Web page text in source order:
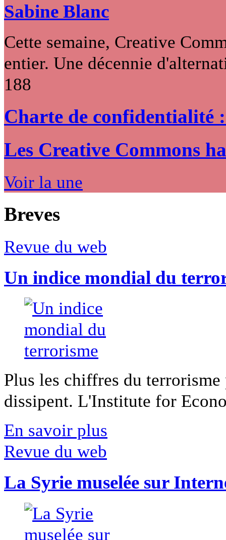
Sabine Blanc
Cette semaine, Creative
entier. Une décennie
188
Charte de confidentialité
Les Creative Commons
Voir la une
Breves
Revue du web
Un indice mondial du
Plus les chiffres du
dissipent. L'Institute for
En savoir plus
Revue du web
La Syrie muselée sur